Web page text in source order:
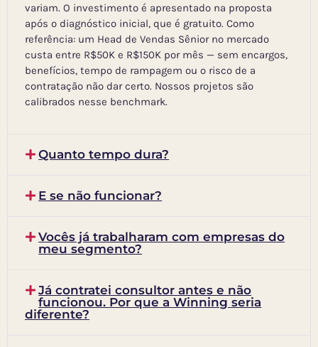
variam. O investimento é apresentado na proposta
após o diagnóstico inicial, que é gratuito. Como
referência: um Head de Vendas Sênior no mercado
custa entre R$50K e R$150K por mês — sem encargos,
benefícios, tempo de rampagem ou o risco de a
contratação não dar certo. Nossos projetos são
calibrados nesse benchmark.
Quanto tempo dura?
E se não funcionar?
Vocês já trabalharam com empresas do
meu segmento?
Já contratei consultor antes e não
funcionou. Por que a Winning seria
diferente?